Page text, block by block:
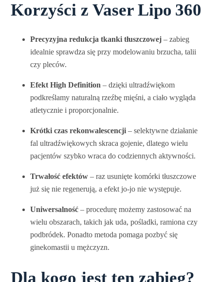
Korzyści z Vaser Lipo 360
Precyzyjna redukcja tkanki tłuszczowej – zabieg
idealnie sprawdza się przy modelowaniu brzucha, talii
czy pleców.
Efekt High Definition – dzięki ultradźwiękom
podkreślamy naturalną rzeźbę mięśni, a ciało wygląda
atletycznie i proporcjonalnie.
Krótki czas rekonwalescencji – selektywne działanie
fal ultradźwiękowych skraca gojenie, dlatego wielu
pacjentów szybko wraca do codziennych aktywności.
Trwałość efektów – raz usunięte komórki tłuszczowe
już się nie regenerują, a efekt jo‑jo nie występuje.
Uniwersalność – procedurę możemy zastosować na
wielu obszarach, takich jak uda, pośladki, ramiona czy
podbródek. Ponadto metoda pomaga pozbyć się
ginekomastii u mężczyzn.
Dla kogo jest ten zabieg?